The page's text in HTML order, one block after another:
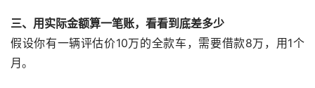
三、用实际金额算一笔账，看看到底差多少
假设你有一辆评估价10万的全款车，需要借款8万，用1个
月。